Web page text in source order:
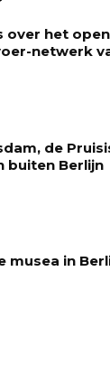
over het
netwerk
de
buiten Berlijn
musea in